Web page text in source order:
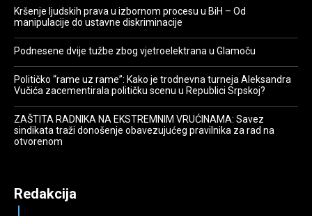
Kršenje ljudskih prava u izbornom procesu u BiH – Od
manipulacije do ustavne diskriminacije
Podnesene dvije tužbe zbog vjetroelektrana u Glamoču
Političko “rame uz rame”: Kako je trodnevna turneja Aleksandra
Vučića zacementirala političku scenu u Republici Srpskoj?
ZAŠTITA RADNIKA NA EKSTREMNIM VRUĆINAMA: Savez
sindikata traži donošenje obavezujućeg pravilnika za rad na
otvorenom
Redakcija